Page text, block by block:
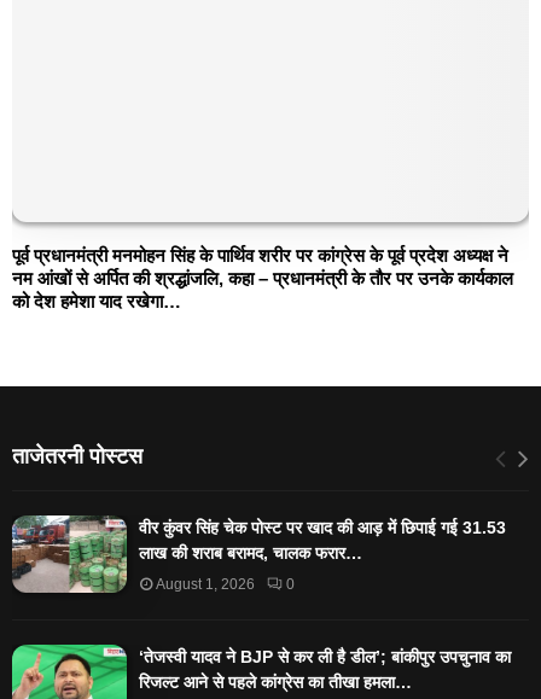
पूर्व प्रधानमंत्री मनमोहन सिंह के पार्थिव शरीर पर कांग्रेस के पूर्व प्रदेश अध्यक्ष ने
नम आंखों से ‌अर्पित की श्रद्धांजलि, कहा – प्रधानमंत्री के तौर पर उनके कार्यकाल
को देश हमेशा याद रखेगा…
ताजेतरनी पोस्टस
वीर कुंवर सिंह चेक पोस्ट पर खाद की आड़ में छिपाई गई 31.53
लाख की शराब बरामद, चालक फरार…
August 1, 2026 0
‘तेजस्‍वी यादव ने BJP से कर ली है डील’; बांकीपुर उपचुनाव का
रिजल्‍ट आने से पहले कांग्रेस का तीखा हमला…